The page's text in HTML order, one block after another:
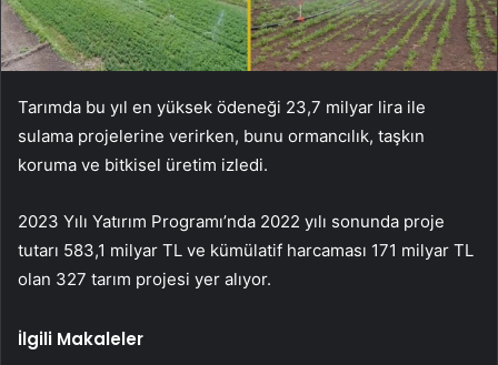
Tarımda bu yıl en yüksek ödeneği 23,7 milyar lira ile
sulama projelerine verirken, bunu ormancılık, taşkın
koruma ve bitkisel üretim izledi.
2023 Yılı Yatırım Programı’nda 2022 yılı sonunda proje
tutarı 583,1 milyar TL ve kümülatif harcaması 171 milyar TL
olan 327 tarım projesi yer alıyor.
İlgili Makaleler